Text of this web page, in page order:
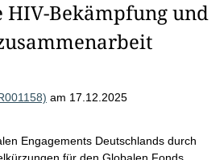
Bekämpfung und
am 17.12.2025
Engagements Deutschlands durch